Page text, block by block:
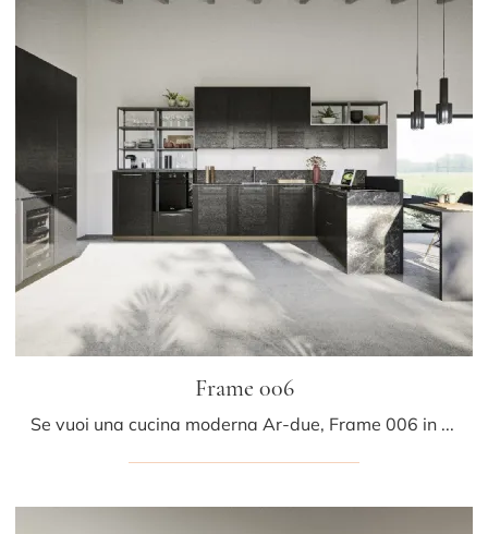
Frame 006
Se vuoi una cucina moderna Ar-due, Frame 006 in laccato opaco ti attende nel nostro negozio di Cucine Moderne con penisola.